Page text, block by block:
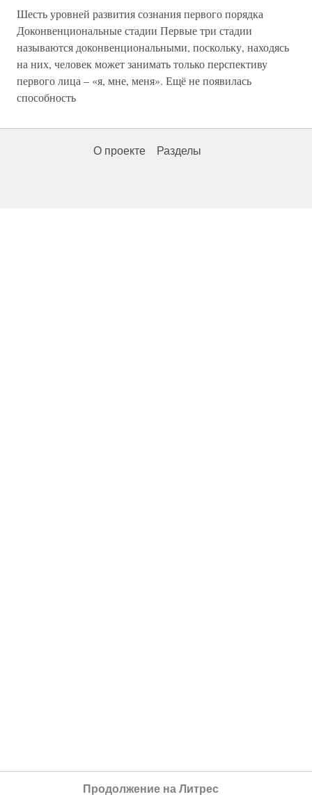
Шесть уровней развития сознания первого порядка
Доконвенциональные стадии Первые три стадии
называются доконвенциональными, поскольку, находясь
на них, человек может занимать только перспективу
первого лица – «я, мне, меня». Ещё не появилась
способность
О проекте Разделы
Продолжение на Литрес